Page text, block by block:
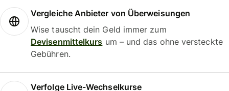
Vergleiche Anbieter von Überweisungen
Wise tauscht dein Geld immer zum
Devisenmittelkurs um – und das ohne versteckte
Gebühren.
Verfolge Live-Wechselkurse